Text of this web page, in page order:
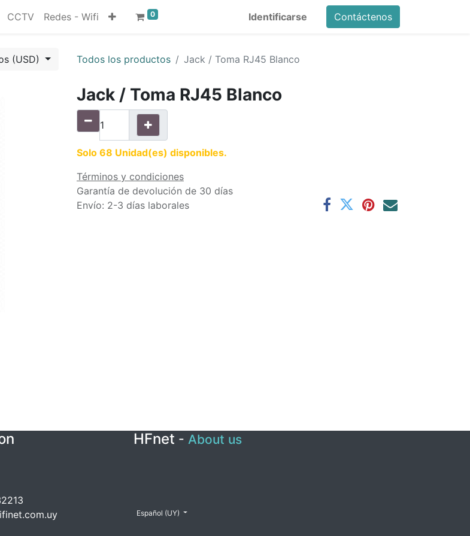
CCTV Redes - Wifi 0 Identificarse Contáctenos
(USD) Todos los productos Jack / Toma RJ45 Blanco
Jack / Toma RJ45 Blanco
Solo 68 Unidad(es) disponibles.
Términos y condiciones
Garantía de devolución de 30 días
Envío: 2-3 días laborales
HFnet - About us
Español (UY)